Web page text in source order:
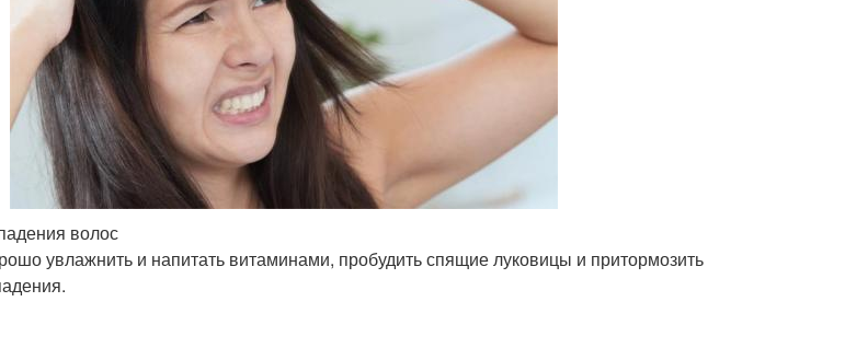
волос
увлажнить и напитать витаминами, пробудить спящие луковицы и притормозить